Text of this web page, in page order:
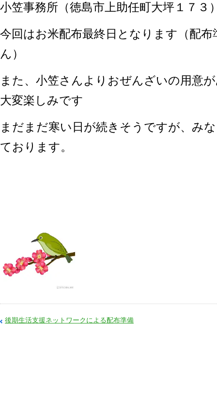
小笠事務所（徳島市上助任町大坪１７３
今回はお米配布最終日となります（配
ん）
また、小笠さんよりおぜんざいの用意
大変楽しみです
まだまだ寒い日が続きそうですが、み
ております。
後期生活支援ネットワークによる配布準備